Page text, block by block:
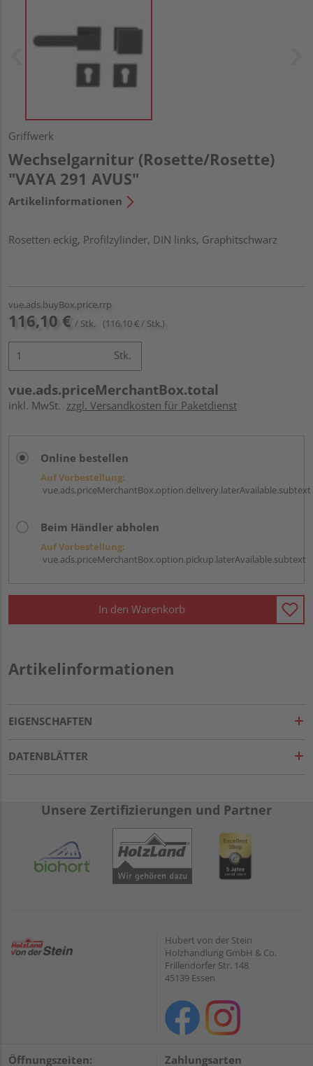
Griffwerk
Wechselgarnitur (Rosette/Rosette)
"VAYA 291 AVUS"
Artikelinformationen
Rosetten eckig, Profilzylinder, DIN links, Graphitschwarz
vue.ads.buyBox.price.rrp
116,10 € / Stk. (116,10 € / Stk.)
Stk.
vue.ads.priceMerchantBox.total
inkl. MwSt. zzgl. Versandkosten für Paketdienst
Online bestellen
Auf Vorbestellung:
vue.ads.priceMerchantBox.option.delivery.laterAvailable.subtext
Beim Händler abholen
Auf Vorbestellung:
vue.ads.priceMerchantBox.option.pickup.laterAvailable.subtext
In den Warenkorb
Artikelinformationen
EIGENSCHAFTEN
DATENBLÄTTER
Unsere Zertifizierungen und Partner
Hubert von der Stein
Holzhandlung GmbH & Co.
Frillendorfer Str. 148
45139 Essen
Öffnungszeiten: Zahlungsarten